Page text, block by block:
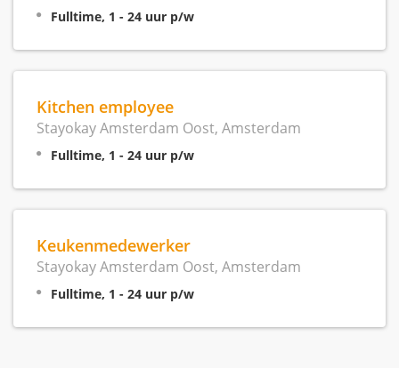
Fulltime, 1 - 24 uur p/w
Kitchen employee
Stayokay Amsterdam Oost, Amsterdam
Fulltime, 1 - 24 uur p/w
Keukenmedewerker
Stayokay Amsterdam Oost, Amsterdam
Fulltime, 1 - 24 uur p/w